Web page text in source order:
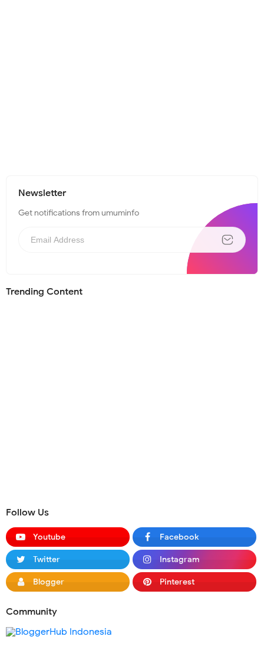
Newsletter
Get notifications from umuminfo
Trending Content
Follow Us
Youtube Facebook
Twitter Instagram
Blogger Pinterest
Community